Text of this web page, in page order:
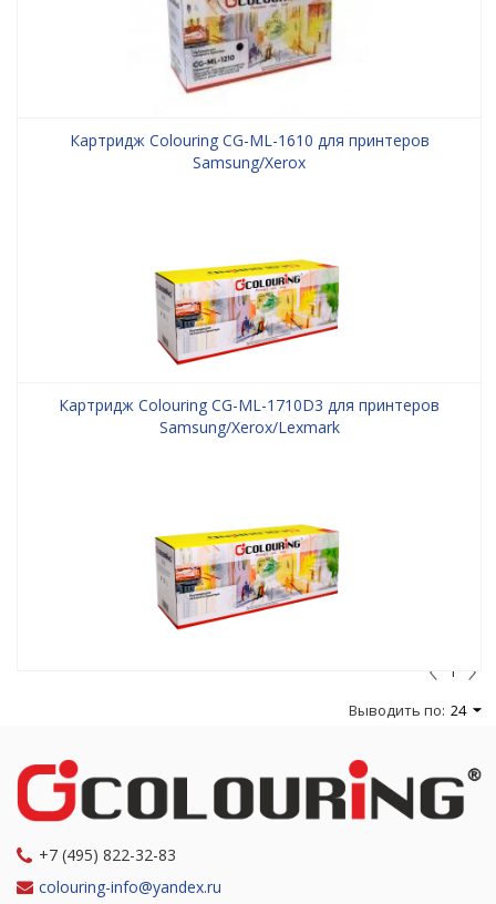
Картридж Colouring CG-ML-1610 для принтеров
Samsung/Xerox
Картридж Colouring CG-ML-1710D3 для принтеров
Samsung/Xerox/Lexmark
1
Выводить по: 24
+7 (495) 822-32-83
colouring-info@yandex.ru